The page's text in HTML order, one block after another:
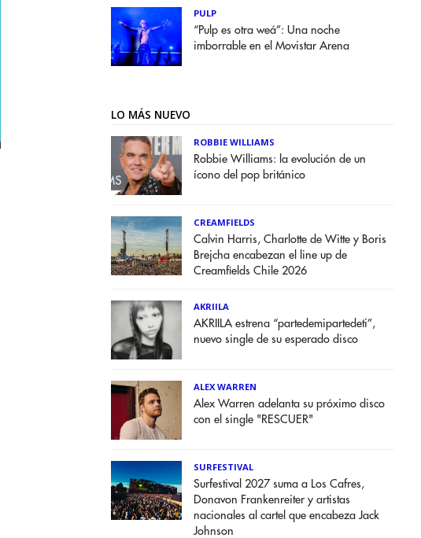
PULP
“Pulp es otra weá”: Una noche
imborrable en el Movistar Arena
LO MÁS NUEVO
ROBBIE WILLIAMS
Robbie Williams: la evolución de un
ícono del pop británico
CREAMFIELDS
Calvin Harris, Charlotte de Witte y Boris
Brejcha encabezan el line up de
Creamfields Chile 2026
AKRIILA
AKRIILA estrena “partedemipartedeti”,
nuevo single de su esperado disco
ALEX WARREN
Alex Warren adelanta su próximo disco
con el single "RESCUER"
SURFESTIVAL
Surfestival 2027 suma a Los Cafres,
Donavon Frankenreiter y artistas
nacionales al cartel que encabeza Jack
Johnson